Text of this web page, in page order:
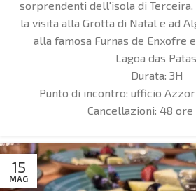
sorprendenti dell'isola di Terceira.
la visita alla Grotta di Natal e ad
alla famosa Furnas de Enxofre
Lagoa das
Durata: 3H
Punto di incontro: ufficio
Cancellazioni: 48 ore
15
MAG